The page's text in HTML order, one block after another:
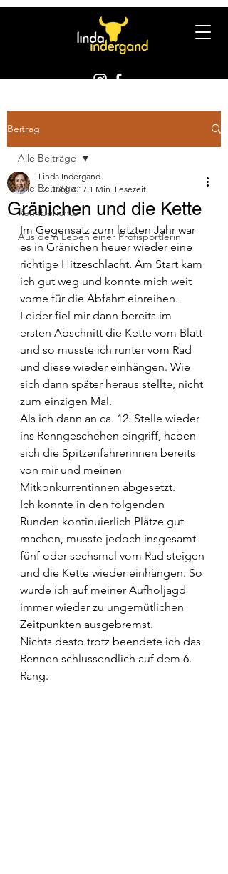
Beitrag
Alle Beiträge
Rennberichte
Aus dem Leben einer Profisportlerin
Alle Beiträge
Gränichen und die Kette
Linda Indergand
12. Juni 2017 1 Min. Lesezeit
Im Gegensatz zum letzten Jahr war
es in Gränichen heuer wieder eine
richtige Hitzeschlacht. Am Start kam
ich gut weg und konnte mich weit
vorne für die Abfahrt einreihen.
Leider fiel mir dann bereits im
ersten Abschnitt die Kette vom Blatt
und so musste ich runter vom Rad
und diese wieder einhängen. Wie
sich dann später heraus stellte, nicht
zum einzigen Mal.
Als ich dann an ca. 12. Stelle wieder
ins Renngeschehen eingriff, haben
sich die Spitzenfahrerinnen bereits
von mir und meinen
Mitkonkurrentinnen abgesetzt.
Ich konnte in den folgenden
Runden kontinuierlich Plätze gut
machen, musste jedoch insgesamt
fünf oder sechsmal vom Rad steigen
und die Kette wieder einhängen. So
wurde ich auf meiner Aufholjagd
immer wieder zu ungemütlichen
Zeitpunkten ausgebremst.
Nichts desto trotz beendete ich das
Rennen schlussendlich auf dem 6.
Rang.